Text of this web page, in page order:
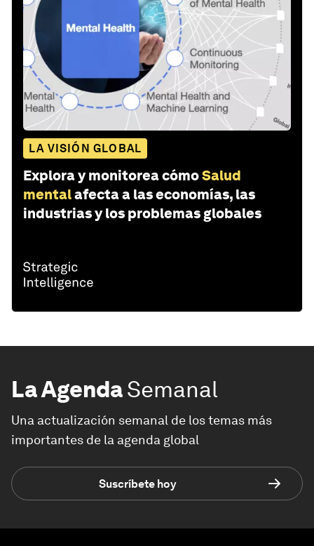
LA VISIÓN GLOBAL
Explora y monitorea cómoSalud
mentalafecta a las economías, las
industrias y los problemas globales
La AgendaSemanal
Una actualización semanal de los temas más
importantes de la agenda global
Suscríbete hoy